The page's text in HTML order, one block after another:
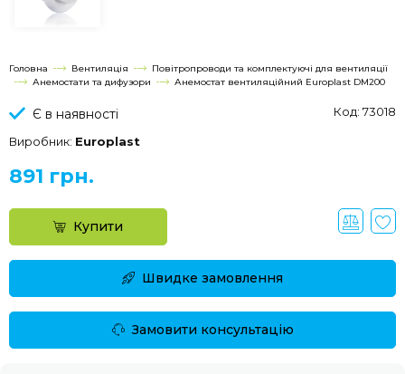
Головна Вентиляція
Повітропроводи та комплектуючі для вентиляції
Анемостати та дифузори
Анемостат вентиляційний Europlast DM200
Є в наявності Код: 73018
Виробник: Europlast
891 грн.
Купити
Швидке замовлення
Замовити консультацію